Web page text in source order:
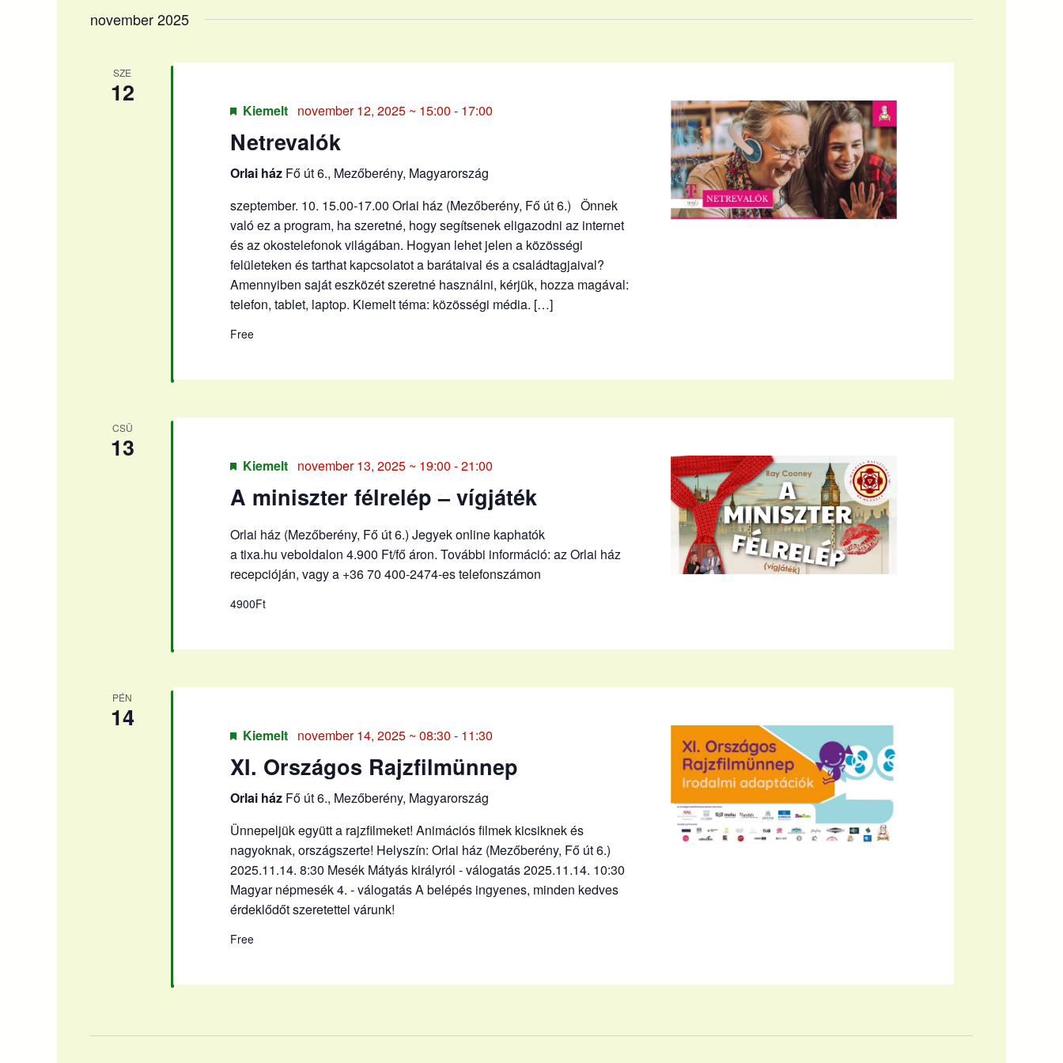
nézetek
kiválasztása.
november 2025
SZE
12
Kiemelt november 12, 2025 ~ 15:00 - 17:00
Netrevalók
Orlai ház Fő út 6., Mezőberény, Magyarország
szeptember. 10. 15.00-17.00 Orlai ház (Mezőberény, Fő út 6.) Önnek
való ez a program, ha szeretné, hogy segítsenek eligazodni az internet
és az okostelefonok világában. Hogyan lehet jelen a közösségi
felületeken és tarthat kapcsolatot a barátaival és a családtagjaival?
Amennyiben saját eszközét szeretné használni, kérjük, hozza magával:
telefon, tablet, laptop. Kiemelt téma: közösségi média. […]
Free
CSÜ
13
Kiemelt november 13, 2025 ~ 19:00 -21:00
A miniszter félrelép – vígjáték
Orlai ház (Mezőberény, Fő út 6.) Jegyek online kaphatók
a tixa.hu veboldalon 4.900 Ft/fő áron. További információ: az Orlai ház
recepcióján, vagy a +36 70 400-2474-es telefonszámon
4900Ft
PÉN
14
Kiemelt november 14, 2025 ~ 08:30 - 11:30
XI. Országos Rajzfilmünnep
Orlai ház Fő út 6., Mezőberény, Magyarország
Ünnepeljük együtt a rajzfilmeket! Animációs filmek kicsiknek és
nagyoknak, országszerte! Helyszín: Orlai ház (Mezőberény, Fő út 6.)
2025.11.14. 8:30 Mesék Mátyás királyról - válogatás 2025.11.14. 10:30
Magyar népmesék 4. - válogatás A belépés ingyenes, minden kedves
érdeklődőt szeretettel várunk!
Free